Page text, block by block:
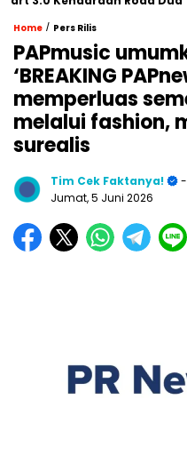
Home / Pers Rilis
PAPmusic
‘BREAKING
memperluas
melalui fashion,
surealis
Tim Cek Faktanya!
Jumat, 5 Juni 2026